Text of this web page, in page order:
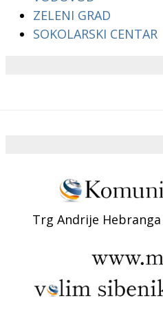
ZELENI GRAD
SOKOLARSKI CENTAR
Trg Andrije